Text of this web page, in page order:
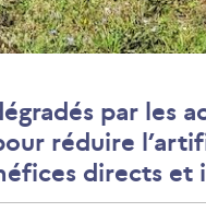
par les
réduire
directs et